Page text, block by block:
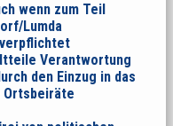
wenn zum Teil
Lumda
Verantwortung
den Einzug in das
Ortsbeiräte